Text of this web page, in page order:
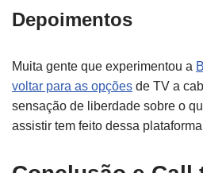
Depoimentos
Muita gente que experimentou a
voltar para as opções de TV a
sensação de liberdade sobre o
assistir tem feito dessa